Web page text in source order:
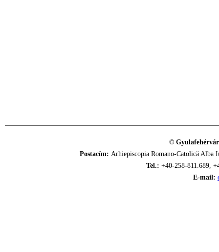
©
Postacím: Arhiepiscopia Romano-Catolică
Tel.: +40-258-811.689,
E-mail: